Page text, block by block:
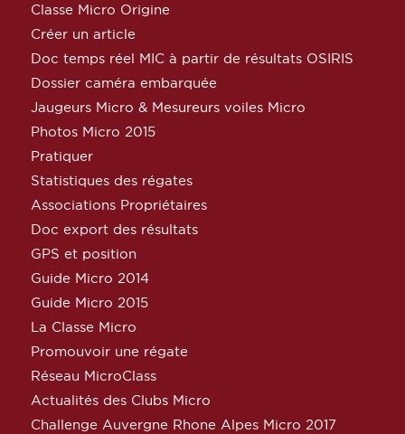
Classe Micro Origine
Créer un article
Doc temps réel MIC à partir de résultats OSIRIS
Dossier caméra embarquée
Jaugeurs Micro & Mesureurs voiles Micro
Photos Micro 2015
Pratiquer
Statistiques des régates
Associations Propriétaires
Doc export des résultats
GPS et position
Guide Micro 2014
Guide Micro 2015
La Classe Micro
Promouvoir une régate
Réseau MicroClass
Actualités des Clubs Micro
Challenge Auvergne Rhone Alpes Micro 2017